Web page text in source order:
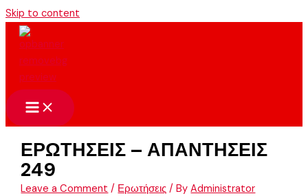
Skip to content
ΕΡΩΤΗΣΕΙΣ – ΑΠΑΝΤΗΣΕΙΣ
249
Leave a Comment / Ερωτήσεις / ByAdministrator